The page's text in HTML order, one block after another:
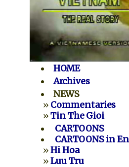
HOME
Archives
NEWS
» Commentaries
»Tin The Gioi
CARTOONS
CARTOONS in
»Hi Hoa
»Luu Tru